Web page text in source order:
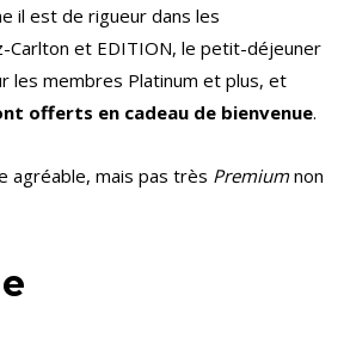
il est de rigueur dans les
Carlton et EDITION, le petit-déjeuner
les membres Platinum et plus, et
offerts en cadeau de bienvenue.
agréable, mais pas très Premiumnon